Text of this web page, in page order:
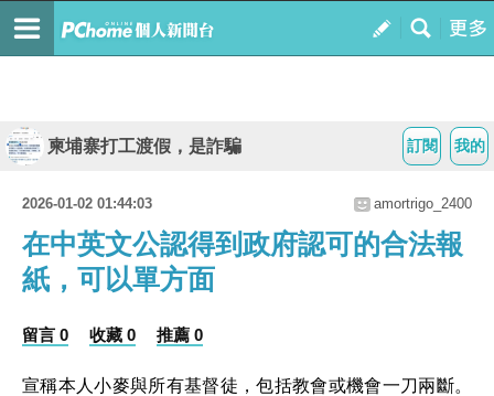
我的
訂閱
柬埔寨打工渡假，是詐騙
2026-01-02 01:44:03 amortrigo_2400
在中英文公認得到政府認可的合法報
紙，可以單方面
留言 0 收藏 0 推薦 0
宣稱本人小麥與所有基督徒，包括教會或機會一刀兩斷。